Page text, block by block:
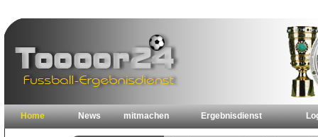
Home News mitmachen Ergebnisdienst